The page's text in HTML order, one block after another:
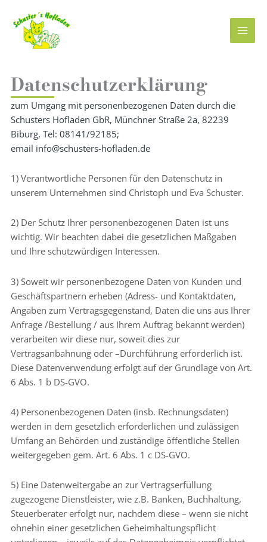
Inhalt
springen
Datenschutzerklärung
zum Umgang mit personenbezogenen Daten durch die
Schusters Hofladen GbR, Münchner Straße 2a, 82239
Biburg, Tel: 08141/92185;
email info@schusters-hofladen.de
1) Verantwortliche Personen für den Datenschutz in
unserem Unternehmen sind Christoph und Eva Schuster.
2) Der Schutz Ihrer personenbezogenen Daten ist uns
wichtig. Wir beachten dabei die gesetzlichen Maßgaben
und Ihre schutzwürdigen Interessen.
3) Soweit wir personenbezogene Daten von Kunden und
Geschäftspartnern erheben (Adress- und Kontaktdaten,
Angaben zum Vertragsgegenstand, Daten die uns aus Ihrer
Anfrage /Bestellung / aus Ihrem Auftrag bekannt werden)
verarbeiten wir diese nur, soweit dies zur
Vertragsanbahnung oder –Durchführung erforderlich ist.
Diese Datenverwendung erfolgt auf der Grundlage von Art.
6 Abs. 1 b DS-GVO.
4) Personenbezogenen Daten (insb. Rechnungsdaten)
werden in dem gesetzlich erforderlichen und zulässigen
Umfang an Behörden und zuständige öffentliche Stellen
weitergegeben gem. Art. 6 Abs. 1 c DS-GVO.
5) Eine Datenweitergabe an zur Vertragserfüllung
zugezogene Dienstleister, wie z.B. Banken, Buchhaltung,
Steuerberater erfolgt nur, nachdem diese – wenn sie nicht
ohnehin einer gesetzlichen Geheimhaltungspflicht